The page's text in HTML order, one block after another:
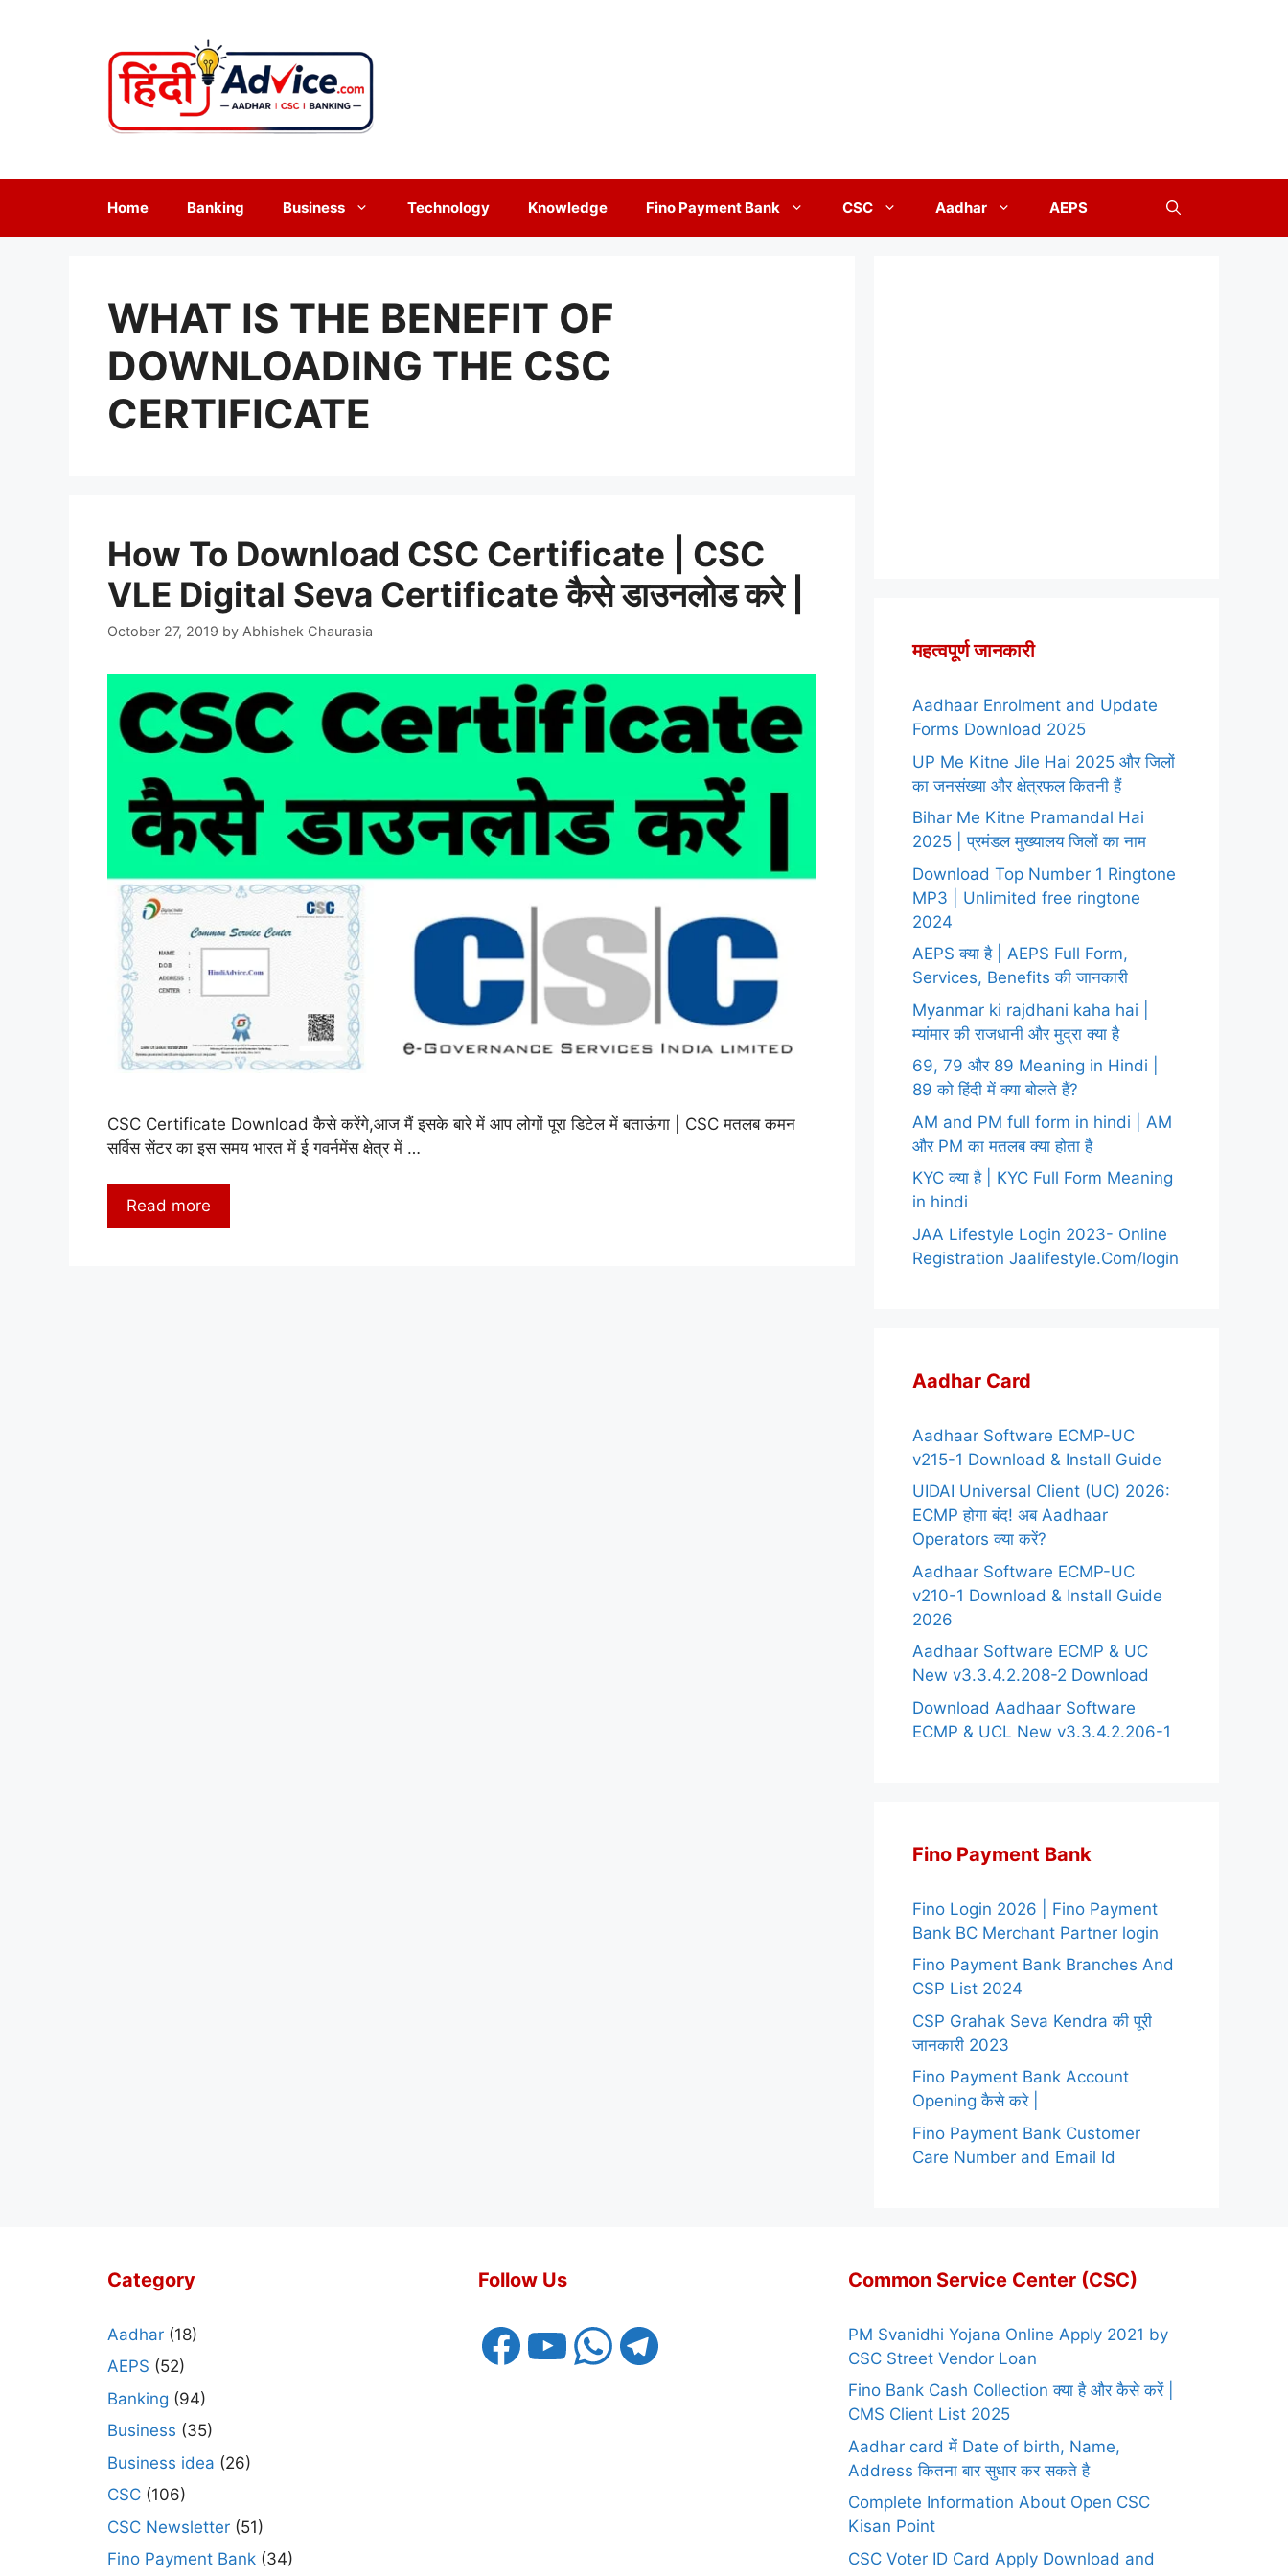
Home Banking Business Technology Knowledge Fino Payment Bank CSC Aadhar AEPS
WHAT IS THE BENEFIT OF
DOWNLOADING THE CSC
CERTIFICATE
How To Download CSC Certificate | CSC
VLE Digital Seva Certificate कैसे डाउनलोड करे |
October 27, 2019 by Abhishek Chaurasia
CSC Certificate Download कैसे करेंगे,आज मैं इसके बारे में आप लोगों पूरा डिटेल में बताऊंगा | CSC मतलब कमन
सर्विस सेंटर का इस समय भारत में ई गवर्नमेंस क्षेत्र में …
Read more
महत्वपूर्ण जानकारी
Aadhaar Enrolment and Update
Forms Download 2025
UP Me Kitne Jile Hai 2025 और जिलों
का जनसंख्या और क्षेत्रफल कितनी हैं
Bihar Me Kitne Pramandal Hai
2025 | प्रमंडल मुख्यालय जिलों का नाम
Download Top Number 1 Ringtone
MP3 | Unlimited free ringtone
2024
AEPS क्या है | AEPS Full Form,
Services, Benefits की जानकारी
Myanmar ki rajdhani kaha hai |
म्यांमार की राजधानी और मुद्रा क्या है
69, 79 और 89 Meaning in Hindi |
89 को हिंदी में क्या बोलते हैं?
AM and PM full form in hindi | AM
और PM का मतलब क्या होता है
KYC क्या है | KYC Full Form Meaning
in hindi
JAA Lifestyle Login 2023- Online
Registration Jaalifestyle.Com/login
Aadhar Card
Aadhaar Software ECMP-UC
v215-1 Download & Install Guide
UIDAI Universal Client (UC) 2026:
ECMP होगा बंद! अब Aadhaar
Operators क्या करें?
Aadhaar Software ECMP-UC
v210-1 Download & Install Guide
2026
Aadhaar Software ECMP & UC
New v3.3.4.2.208-2 Download
Download Aadhaar Software
ECMP & UCL New v3.3.4.2.206-1
Fino Payment Bank
Fino Login 2026 | Fino Payment
Bank BC Merchant Partner login
Fino Payment Bank Branches And
CSP List 2024
CSP Grahak Seva Kendra की पूरी
जानकारी 2023
Fino Payment Bank Account
Opening कैसे करे |
Fino Payment Bank Customer
Care Number and Email Id
Category
Aadhar (18)
AEPS (52)
Banking (94)
Business (35)
Business idea (26)
CSC (106)
CSC Newsletter (51)
Fino Payment Bank (34)
Follow Us
FacebookYouTubeWhatsAppTelegram
Common Service Center (CSC)
PM Svanidhi Yojana Online Apply 2021 by
CSC Street Vendor Loan
Fino Bank Cash Collection क्या है और कैसे करें |
CMS Client List 2025
Aadhar card में Date of birth, Name,
Address कितना बार सुधार कर सकते है
Complete Information About Open CSC
Kisan Point
CSC Voter ID Card Apply Download and